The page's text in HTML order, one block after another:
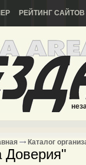
РЕЙТИНГ САЙТОВ
Каталог
Доверия"